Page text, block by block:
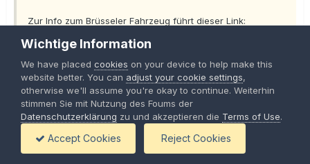
Zur Info zum Brüsseler Fahrzeug führt dieser Link:
@ Tram_62: Der GT6N/-98/-99 ist nicht als MSTS-Modell
erhältlich, bislang gibt es nur ein sehr hübsches TRS-
Modell von der Conny, der wir auch das Rathaus und den
Betriebshof Köpenick zu verdanken haben.
'Marc Beindorf' weist du ob conny den gt veröfentlichen würde
Wichtige Information
We have placed cookies on your device to help make this
website better. You can adjust your cookie settings,
otherwise we'll assume you're okay to continue. Weiterhin
stimmen Sie mit Nutzung des Foums der
Datenschutzerklärung zu und akzeptieren die Terms of Use.
Accept Cookies Reject Cookies